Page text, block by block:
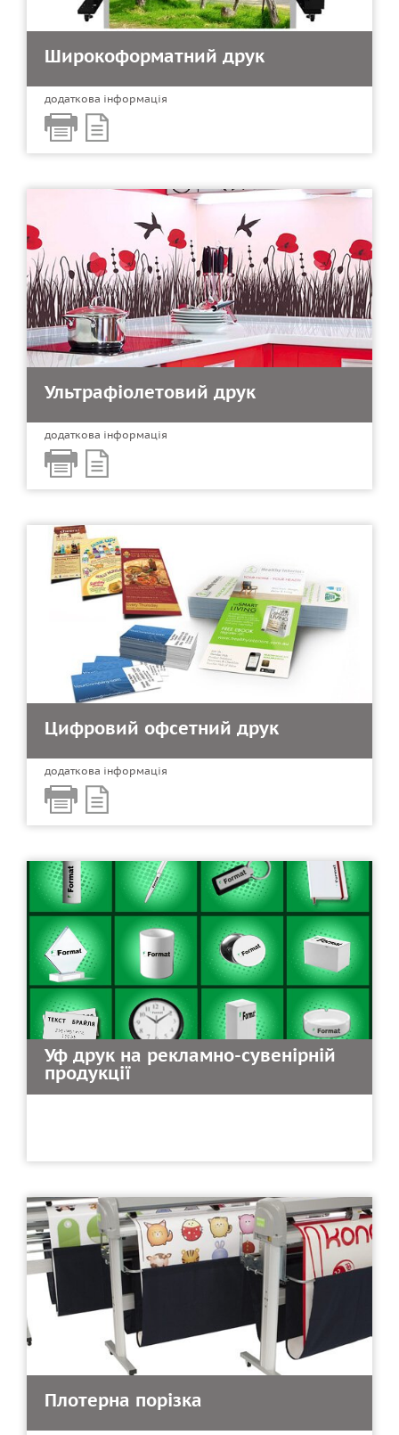
Широкоформатний друк
додаткова інформація
Ультрафіолетовий друк
додаткова інформація
Цифровий офсетний друк
додаткова інформація
Уф друк на рекламно-сувенірній
продукції
Плотерна порізка